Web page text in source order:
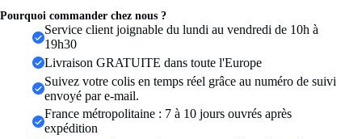
réglable,
ouverte,
féminins,
cadeaux
mariage,
Pourquoi commander chez nous ?
Service client joignable du lundi au vendredi de 10h à
19h30
Livraison GRATUITE dans toute l'Europe
Suivez votre colis en temps réel grâce au numéro de suivi
envoyé par e-mail.
France métropolitaine : 7 à 10 jours ouvrés après
expédition